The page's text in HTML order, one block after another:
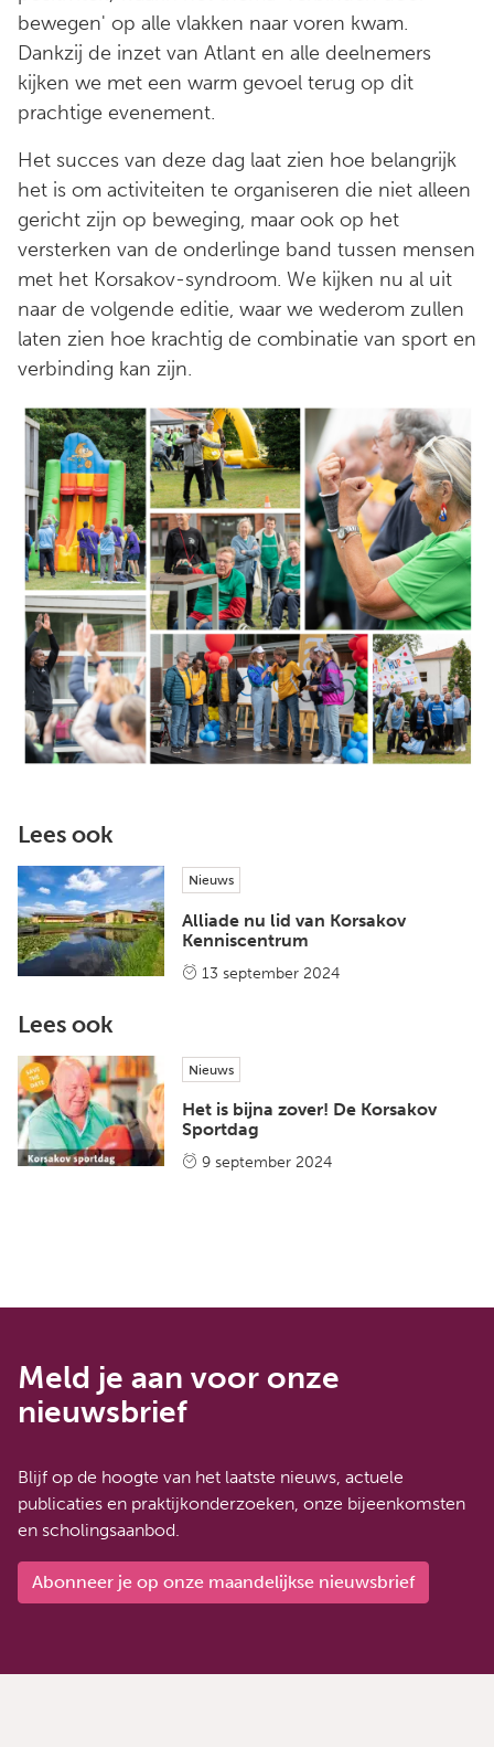
bewegen' op alle vlakken naar voren kwam.
Dankzij de inzet van Atlant en alle deelnemers
kijken we met een warm gevoel terug op dit
prachtige evenement.
Het succes van deze dag laat zien hoe belangrijk
het is om activiteiten te organiseren die niet alleen
gericht zijn op beweging, maar ook op het
versterken van de onderlinge band tussen mensen
met het Korsakov-syndroom. We kijken nu al uit
naar de volgende editie, waar we wederom zullen
laten zien hoe krachtig de combinatie van sport en
verbinding kan zijn.
Lees ook
Nieuws
Alliade nu lid van Korsakov
Kenniscentrum
13 september 2024
Lees ook
Nieuws
Het is bijna zover! De Korsakov
Sportdag
9 september 2024
Meld je aan voor onze
nieuwsbrief
Blijf op de hoogte van het laatste nieuws, actuele
publicaties en praktijkonderzoeken, onze bijeenkomsten
en scholingsaanbod.
Abonneer je op onze maandelijkse nieuwsbrief